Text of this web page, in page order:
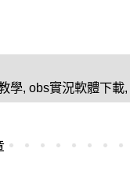
學, obs實況軟體下載,